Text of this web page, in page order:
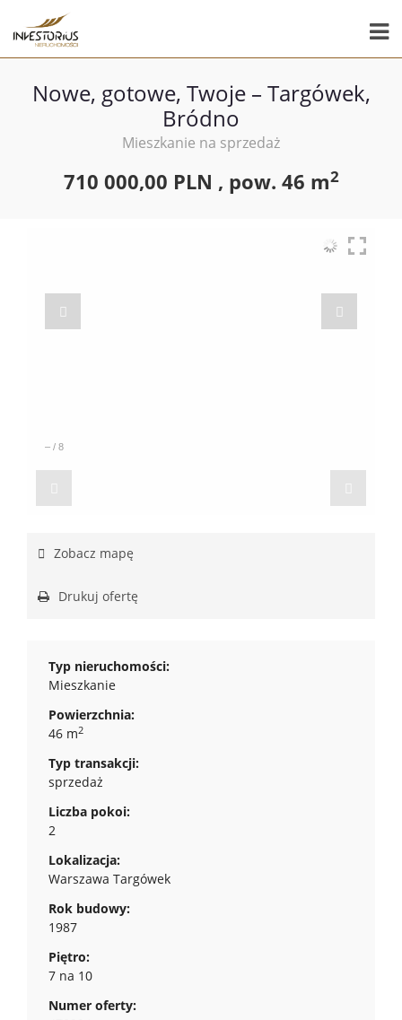
Nowe, gotowe, Twoje – Targówek,
Bródno
Mieszkanie na sprzedaż
710 000,00 PLN , pow. 46 m2
– / 8
Zobacz mapę
Drukuj ofertę
Typ nieruchomości:
Mieszkanie
Powierzchnia:
46 m2
Typ transakcji:
sprzedaż
Liczba pokoi:
2
Lokalizacja:
Warszawa Targówek
Rok budowy:
1987
Piętro:
7 na 10
Numer oferty: